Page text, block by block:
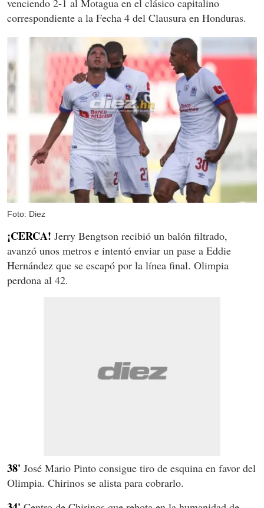
venciendo 2-1 al Motagua en el clásico capitalino
correspondiente a la Fecha 4 del Clausura en Honduras.
Foto: Diez
¡CERCA! Jerry Bengtson recibió un balón filtrado,
avanzó unos metros e intentó enviar un pase a Eddie
Hernández que se escapó por la línea final. Olimpia
perdona al 42.
38' José Mario Pinto consigue tiro de esquina en favor del
Olimpia. Chirinos se alista para cobrarlo.